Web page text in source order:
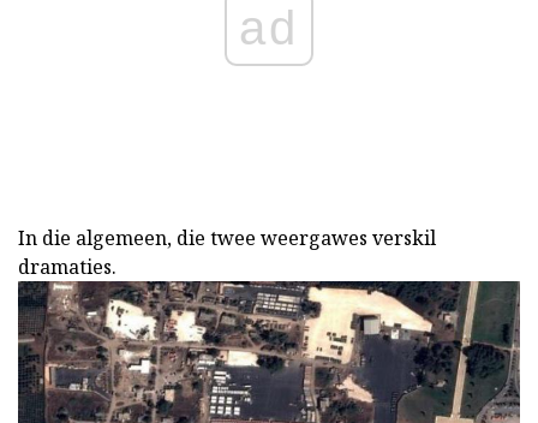
ad
In die algemeen, die twee weergawes verskil
dramaties.